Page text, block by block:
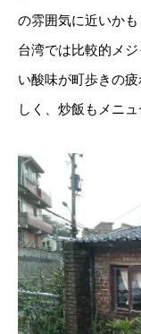
の雰囲気に近いか
台湾では比較的メ
い酸味が町歩きの
しく、炒飯もメニ